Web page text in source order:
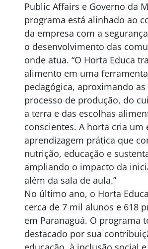
Public Affairs e Governo da
programa está alinhado ao
da empresa com a
o desenvolvimento das
onde atua. “O Horta Educa
alimento em uma ferramenta
pedagógica, aproximando
processo de produção, do
a terra e das escolhas
conscientes. A horta cria um
aprendizagem prática que
nutrição, educação e
ampliando o impacto da
além da sala de aula.”
No último ano, o Horta
cerca de 7 mil alunos e 618
em Paranaguá. O programa
destacado por sua